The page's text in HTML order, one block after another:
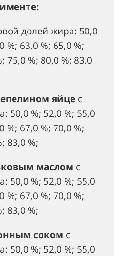
долей жира: 50,0
%; 63,0 %; 65,0 %;
75,0 %; 80,0 %; 83,0
яйце с
50,0 %; 52,0 %; 55,0
%; 67,0 %; 70,0 %;
83,0 %;
маслом с
50,0 %; 52,0 %; 55,0
%; 67,0 %; 70,0 %;
83,0 %;
соком с
50,0 %; 52,0 %; 55,0